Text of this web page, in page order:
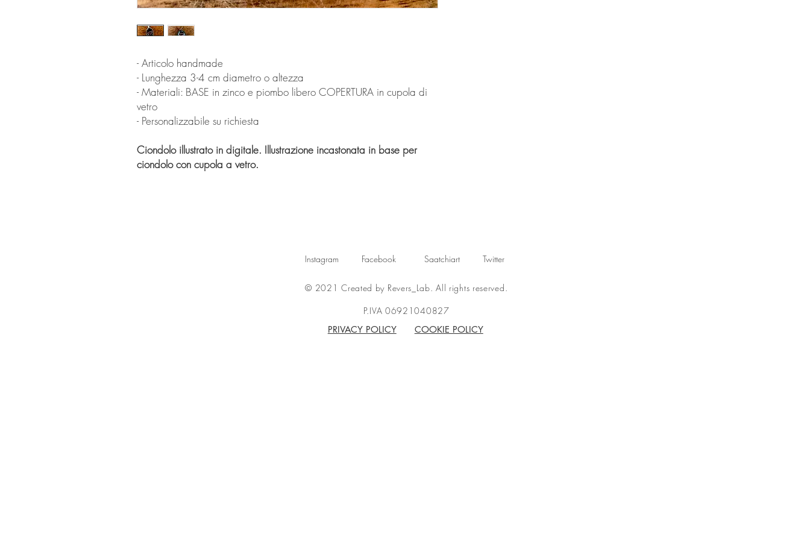
- Articolo handmade
- Lunghezza 3-4 cm diametro o altezza
- Materiali: BASE in zinco e piombo libero COPERTURA in cupola di
vetro
- Personalizzabile su richiesta
Ciondolo illustrato in digitale. Illustrazione incastonata in base per
ciondolo con cupola a vetro.
Instagram Facebook Saatchiart Twitter
© 2021 Created by Revers_Lab. All rights reserved.
P.IVA 06921040827
PRIVACY POLICY
COOKIE POLICY